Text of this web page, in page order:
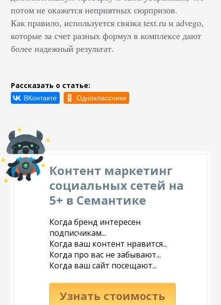
потом не окажется неприятных сюрпризов.
Как правило, используется связка text.ru и advego,
которые за счет разных формул в комплексе дают
более надежный результат.
Рассказать о статье:
Контент маркетинг
социальных сетей на
5+ в Семантике
Когда бренд интересен
подписчикам...
Когда ваш контент нравится...
Когда про вас не забывают...
Когда ваш сайт посещают...
Узнать стоимость